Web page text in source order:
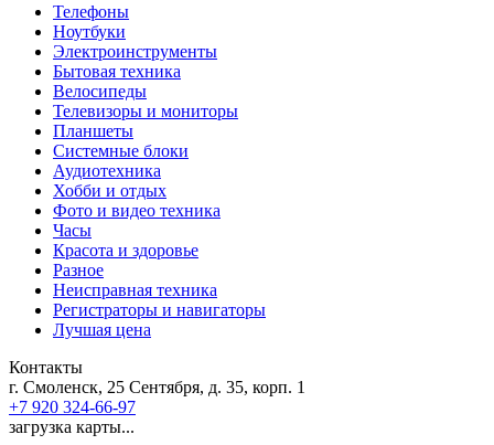
Телефоны
Ноутбуки
Электроинструменты
Бытовая техника
Велосипеды
Телевизоры и мониторы
Планшеты
Системные блоки
Аудиотехника
Хобби и отдых
Фото и видео техника
Часы
Красота и здоровье
Разное
Неисправная техника
Регистраторы и навигаторы
Лучшая цена
Контакты
г. Смоленск, 25 Сентября, д. 35, корп. 1
+7 920 324-66-97
загрузка карты...